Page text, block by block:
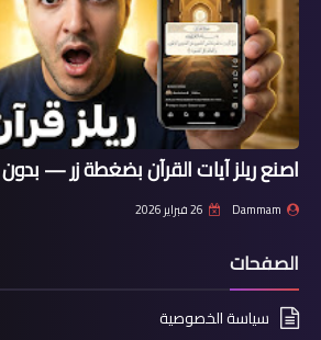
اصنع ريلز آيات القرآن بضغطة زر —
Dammam 26 فبراير 2026
الصفحات
سياسة الخصوصية